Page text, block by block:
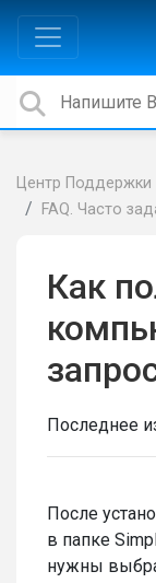
Центр Поддержки
FAQ. Часто
Как
Последнее
После
в папке
нужны